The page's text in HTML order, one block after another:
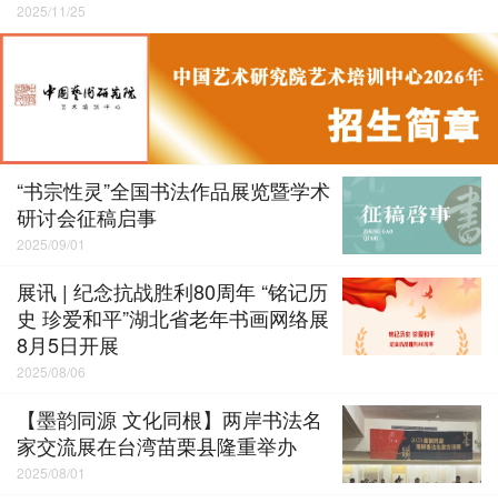
2025/11/25
“书宗性灵”全国书法作品展览暨学术
研讨会征稿启事
2025/09/01
展讯 | 纪念抗战胜利80周年 “铭记历
史 珍爱和平”湖北省老年书画网络展
8月5日开展
2025/08/06
【墨韵同源 文化同根】两岸书法名
家交流展在台湾苗栗县隆重举办
2025/08/01